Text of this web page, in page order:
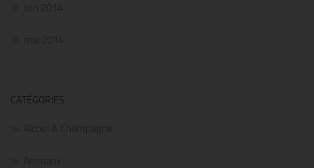
juin 2014
mai 2014
CATÉGORIES
Alcool & Champagne
Animaux